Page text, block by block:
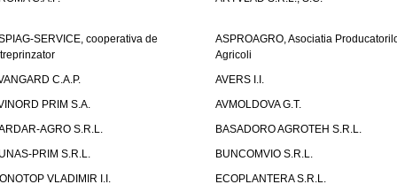
SERVICE, cooperativa de
ASPROAGRO, Asociatia
Agricoli
C.A.P.
AVERS I.I.
PRIM S.A.
AVMOLDOVA G.T.
AGRO S.R.L.
BASADORO AGROTEH S.R.L.
PRIM S.R.L.
BUNCOMVIO S.R.L.
VLADIMIR I.I.
ECOPLANTERA S.R.L.